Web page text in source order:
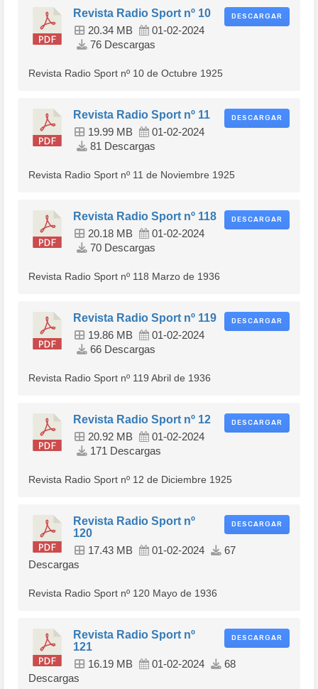
DESCARGAR
Revista Radio Sport nº 10
20.34 MB
01-02-2024
76 Descargas
Revista Radio Sport nº 10 de Octubre 1925
DESCARGAR
Revista Radio Sport nº 11
19.99 MB
01-02-2024
81 Descargas
Revista Radio Sport nº 11 de Noviembre 1925
DESCARGAR
Revista Radio Sport nº 118
20.18 MB
01-02-2024
70 Descargas
Revista Radio Sport nº 118 Marzo de 1936
DESCARGAR
Revista Radio Sport nº 119
19.86 MB
01-02-2024
66 Descargas
Revista Radio Sport nº 119 Abril de 1936
DESCARGAR
Revista Radio Sport nº 12
20.92 MB
01-02-2024
171 Descargas
Revista Radio Sport nº 12 de Diciembre 1925
DESCARGAR
Revista Radio Sport nº
120
17.43 MB 01-02-2024
67
Descargas
Revista Radio Sport nº 120 Mayo de 1936
DESCARGAR
Revista Radio Sport nº
121
16.19 MB 01-02-2024
68
Descargas